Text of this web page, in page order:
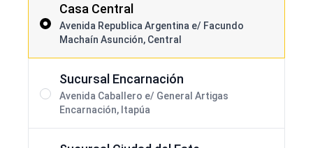
Casa Central
Avenida Republica Argentina e/ Facundo
Machaín Asunción, Central
Sucursal Encarnación
Avenida Caballero e/ General Artigas
Encarnación, Itapúa